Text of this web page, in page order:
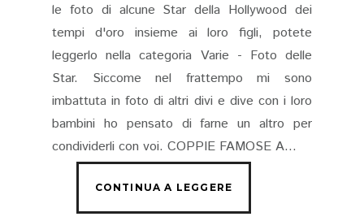
le foto di alcune Star della Hollywood dei
tempi d'oro insieme ai loro figli, potete
leggerlo nella categoria Varie - Foto delle
Star. Siccome nel frattempo mi sono
imbattuta in foto di altri divi e dive con i loro
bambini ho pensato di farne un altro per
condividerli con voi. COPPIE FAMOSE A...